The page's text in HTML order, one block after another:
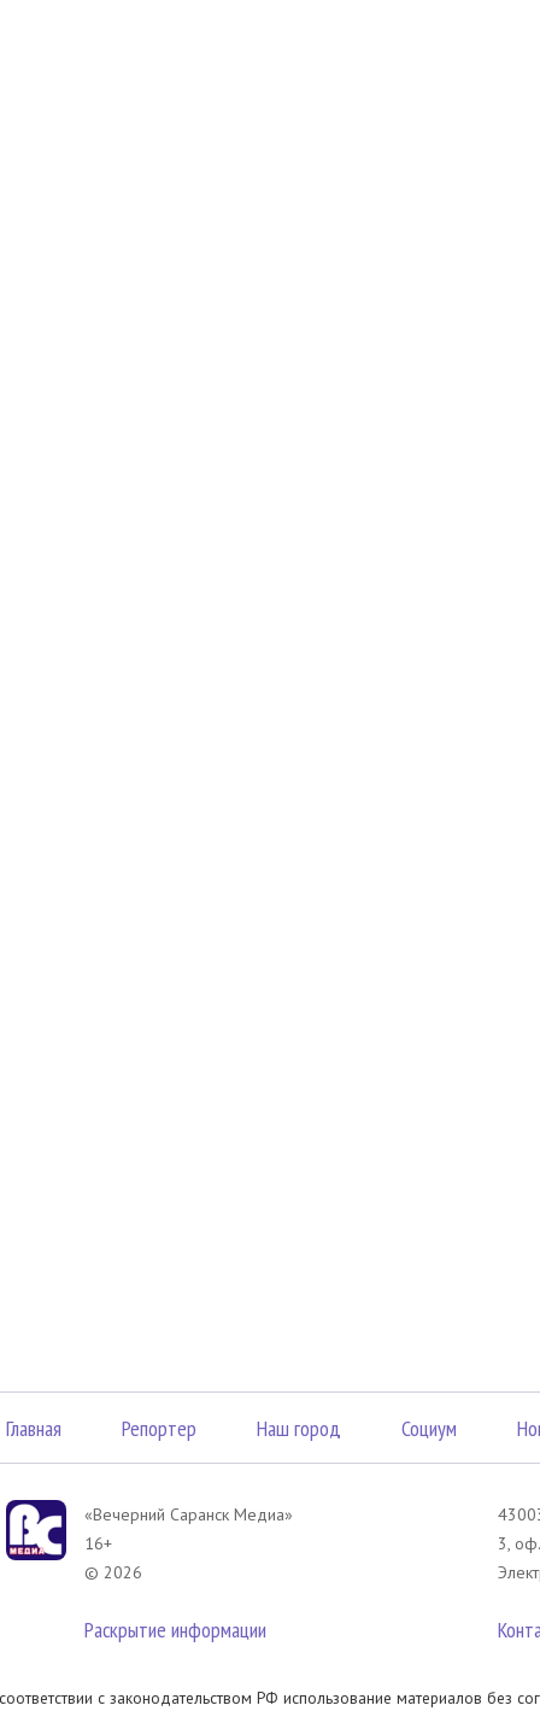
Главная Репортер Наш город Социум
«Вечерний Саранск Mедиа»
16+
© 2026
Раскрытие информации
3,
с законодательством РФ использование материалов без